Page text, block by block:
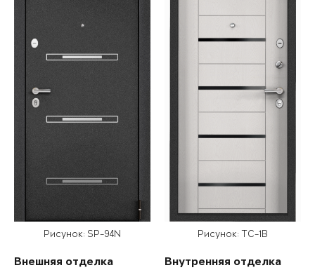
Рисунок: SP-94N
Внешняя отделка
Рисунок: TC-1B
Внутренняя отделка